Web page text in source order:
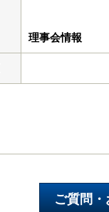
理事会情報